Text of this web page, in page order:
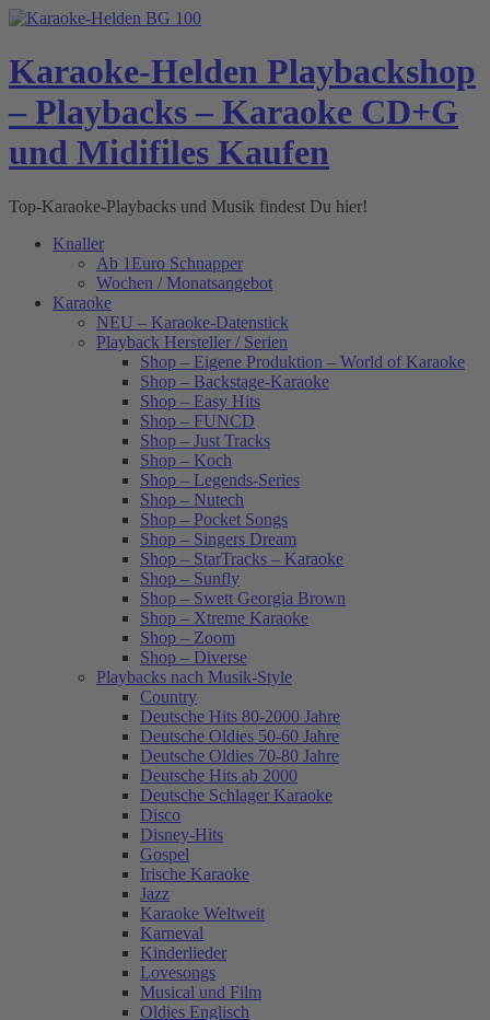
Skip
content
Karaoke-Helden Playbackshop
– Playbacks – Karaoke CD+G
und Midifiles Kaufen
Top-Karaoke-Playbacks und Musik findest Du hier!
Knaller
Ab 1Euro Schnapper
Wochen / Monatsangebot
Karaoke
NEU – Karaoke-Datenstick
Playback Hersteller / Serien
Shop – Eigene Produktion – World of Karaoke
Shop – Backstage-Karaoke
Shop – Easy Hits
Shop – FUNCD
Shop – Just Tracks
Shop – Koch
Shop – Legends-Series
Shop – Nutech
Shop – Pocket Songs
Shop – Singers Dream
Shop – StarTracks – Karaoke
Shop – Sunfly
Shop – Swett Georgia Brown
Shop – Xtreme Karaoke
Shop – Zoom
Shop – Diverse
Playbacks nach Musik-Style
Country
Deutsche Hits 80-2000 Jahre
Deutsche Oldies 50-60 Jahre
Deutsche Oldies 70-80 Jahre
Deutsche Hits ab 2000
Deutsche Schlager Karaoke
Disco
Disney-Hits
Gospel
Irische Karaoke
Jazz
Karaoke Weltweit
Karneval
Kinderlieder
Lovesongs
Musical und Film
Oldies Englisch